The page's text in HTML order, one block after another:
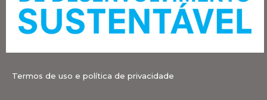
Termos de uso e política de privacidade